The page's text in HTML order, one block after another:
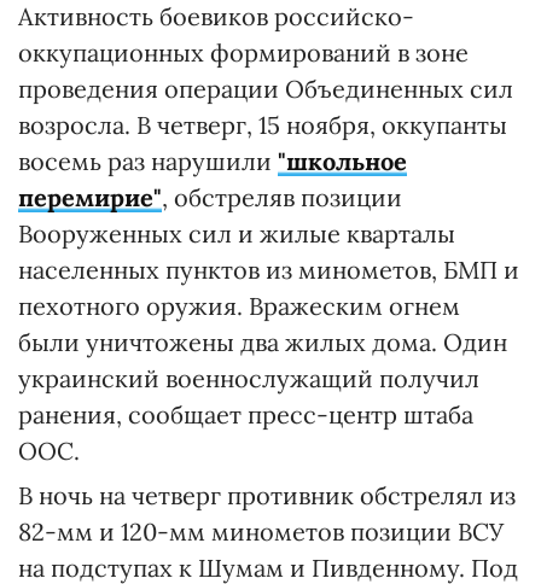
Активность боевиков российско-
оккупационных формирований в зоне
проведения операции Объединенных сил
возросла. В четверг, 15 ноября, оккупанты
восемь раз нарушили "школьное
перемирие", обстреляв позиции
Вооруженных сил и жилые кварталы
населенных пунктов из минометов, БМП и
пехотного оружия. Вражеским огнем
были уничтожены два жилых дома. Один
украинский военнослужащий получил
ранения, сообщает пресс-центр штаба
ООС.
В ночь на четверг противник обстрелял из
82-мм и 120-мм минометов позиции ВСУ
на подступах к Шумам и Пивденному. Под